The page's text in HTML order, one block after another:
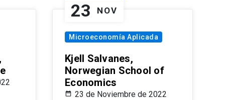
23 NOV
Microeconomía Aplicada
Kjell Salvanes,
Norwegian School of
Economics
23 de Noviembre de 2022